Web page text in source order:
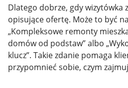
Dlatego dobrze, gdy wizytówka
opisujące ofertę. Może to być
„Kompleksowe remonty
domów od podstaw” albo
klucz”. Takie zdanie pomaga
przypomnieć sobie, czym